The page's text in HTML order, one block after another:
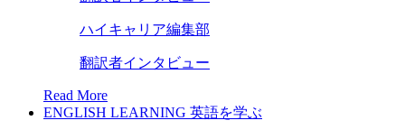
ハイキャリア編集部
翻訳者インタビュー
Read More
ENGLISH LEARNING 英語を学ぶ